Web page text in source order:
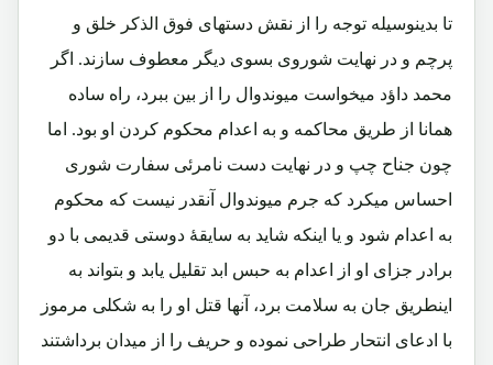
تا بدینوسیله توجه را از نقش دستهای فوق الذکر خلق و
پرچم و در نهایت شوروی بسوی دیگر معطوف سازند. اگر
محمد داؤد میخواست میوندوال را از بین ببرد، راه ساده
همانا از طریق محاکمه و به اعدام محکوم کردن او بود. اما
چون جناح چپ و در نهایت دست نامرئی سفارت شوری
احساس میکرد که جرم میوندوال آنقدر نیست که محکوم
به اعدام شود و یا اینکه شاید به سایقۀ دوستی قدیمی با دو
برادر جزای او از اعدام به حبس ابد تقلیل یابد و بتواند به
اینطریق جان به سلامت برد، آنها قتل او را به شکلی مرموز
با ادعای انتحار طراحی نموده و حریف را از میدان برداشتند